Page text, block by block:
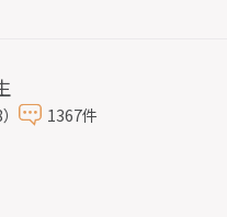
1367件